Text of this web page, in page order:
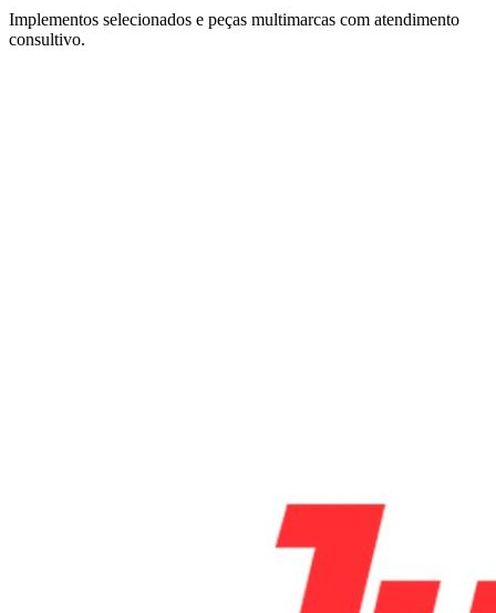
Implementos selecionados e peças multimarcas com atendimento
consultivo.